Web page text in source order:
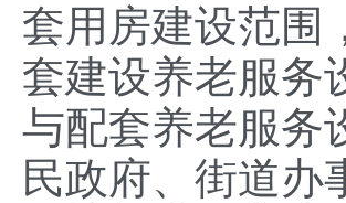
套用房建设范围
套建设养老服务
与配套养老服务
民政府、街道办